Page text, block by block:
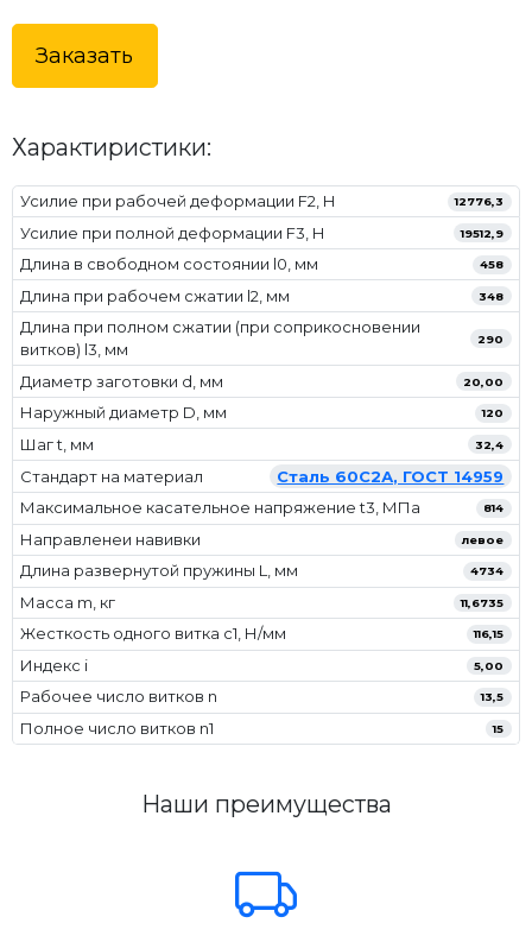
Заказать
Характиристики:
Усилие при рабочей деформации F2, Н 12776,3
Усилие при полной деформации F3, Н 19512,9
Длина в свободном состоянии l0, мм 458
Длина при рабочем сжатии l2, мм 348
Длина при полном сжатии (при соприкосновении
витков) l3, мм
290
Диаметр заготовки d, мм 20,00
Наружный диаметр D, мм 120
Шаг t, мм 32,4
Стандарт на материал
Сталь 60С2А, ГОСТ 14959
Максимальное касательное напряжение t3, МПа
814
Направленеи навивки левое
Длина развернутой пружины L, мм 4734
Масса m, кг 11,6735
Жесткость одного витка c1, Н/мм 116,15
Индекс i 5,00
Рабочее число витков n 13,5
Полное число витков n1 15
Наши преимущества